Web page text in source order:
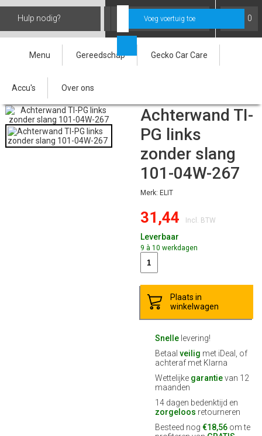
Voeg voertuig toe
Hulp nodig? Inloggen 0
Menu Gereedschap Gecko Car Care
Accu's Over ons
Home » Accessoires En Veiligheid
Zonder Slang 101 04w 267 1936
Achterwand TI-
PG links
zonder slang
101-04W-267
Merk: ELIT
31,44 Incl. BTW
Leverbaar
9 à 10 werkdagen
Plaats in
winkelwagen
Snellelevering!
Betaal veilig met iDeal, of
achteraf met Klarna
Wettelijke garantievan 12
maanden
14 dagen bedenktijd en
zorgeloos retourneren
Besteed nog €18,56om te